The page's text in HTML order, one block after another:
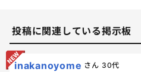
投稿に関連している掲示板
inakanoyome さん 30代